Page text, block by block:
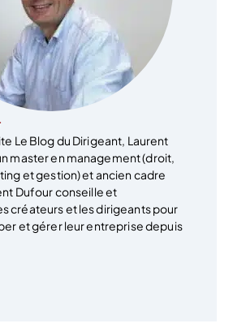
Le Blog du Dirigeant, Laurent
master en management (droit,
et gestion) et ancien cadre
Dufour conseille et
créateurs et les dirigeants pour
et gérer leur entreprise depuis